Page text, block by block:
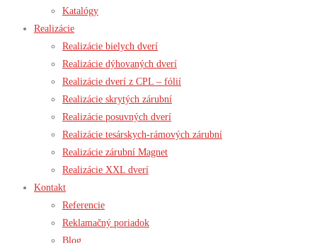
Katalógy
Realizácie
Realizácie bielych dverí
Realizácie dýhovaných dverí
Realizácie dverí z CPL – fólií
Realizácie skrytých zárubní
Realizácie posuvných dverí
Realizácie tesárskych-rámových zárubní
Realizácie zárubní Magnet
Realizácie XXL dverí
Kontakt
Referencie
Reklamačný poriadok
Blog